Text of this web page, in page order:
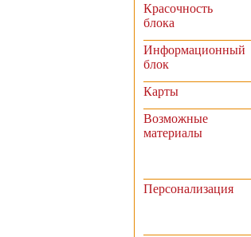
Красочность
блока
Информационный
блок
Карты
Возможные
материалы
Персонализация